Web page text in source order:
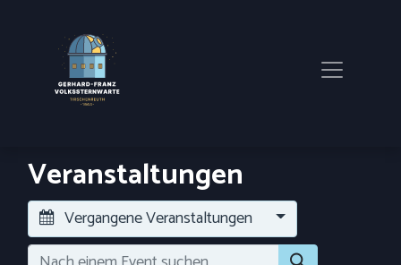
Veranstaltungen
Vergangene Veranstaltungen